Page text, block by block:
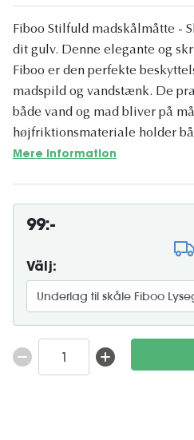
Fiboo Stilfuld madskålmåtte -
dit gulv. Denne elegante og
Fiboo er den perfekte
madspild og vandstænk. De
både vand og mad bliver på
højfriktionsmateriale holder
Mere information
99:-
Välj: